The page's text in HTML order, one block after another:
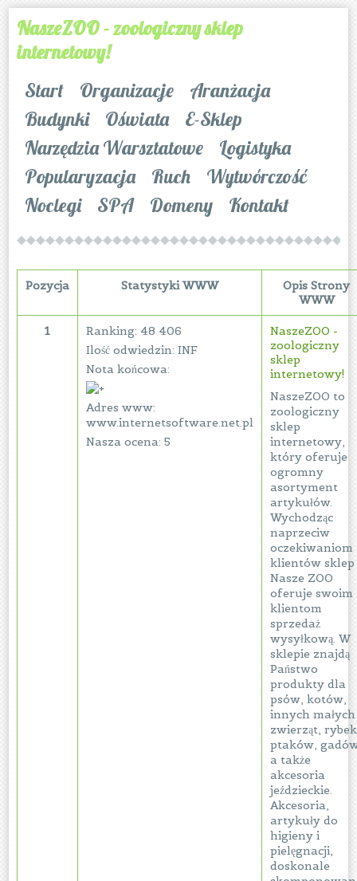
NaszeZOO - zoologiczny sklep
internetowy!
Start
Organizacje
Aranżacja
Budynki
Oświata
E-Sklep
Narzędzia Warsztatowe
Logistyka
Popularyzacja
Ruch
Wytwórczość
Noclegi
SPA Domeny Kontakt
Pozycja Statystyki WWW
Opis Strony
WWW
1
Ranking: 48 406
Ilość odwiedzin: INF
Nota końcowa:
Adres www:
www.internetsoftware.net.pl
Nasza ocena: 5
NaszeZOO -
zoologiczny
sklep
internetowy!
NaszeZOO to
zoologiczny
sklep
internetowy,
który oferuje
ogromny
asortyment
artykułów.
Wychodząc
naprzeciw
oczekiwaniom
klientów sklep
Nasze ZOO
oferuje swoim
klientom
sprzedaż
wysyłkową. W
sklepie znajdą
Państwo
produkty dla
psów, kotów,
innych małych
zwierząt,
ptaków,
a także
akcesoria
jeździeckie.
Akcesoria,
artykuły do
higieny i
pielęgnacji,
doskonale